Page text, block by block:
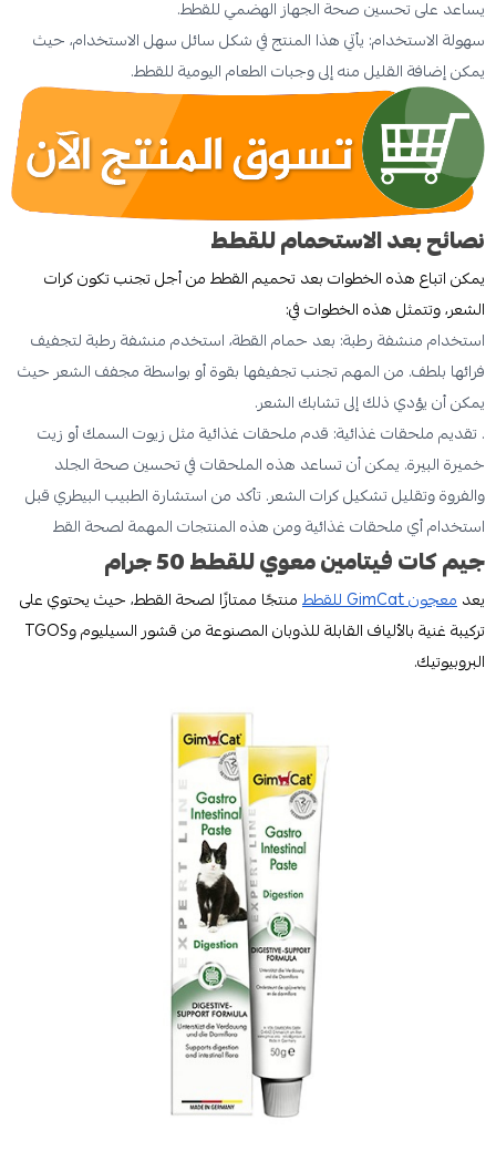
يساعد على تحسين صحة الجهاز الهضمي للقطط.
سهولة الاستخدام: يأتي هذا المنتج في شكل سائل سهل الاستخدام، حيث
يمكن إضافة القليل منه إلى وجبات الطعام اليومية للقطط.
نصائح بعد الاستحمام للقطط
يمكن اتباع هذه الخطوات بعد تحميم القطط من أجل تجنب تكون كرات
الشعر، وتتمثل هذه الخطوات في:
استخدام منشفة رطبة: بعد حمام القطة، استخدم منشفة رطبة لتجفيف
فرائها بلطف. من المهم تجنب تجفيفها بقوة أو بواسطة مجفف الشعر حيث
يمكن أن يؤدي ذلك إلى تشابك الشعر.
. تقديم ملحقات غذائية: قدم ملحقات غذائية مثل زيوت السمك أو زيت
خميرة البيرة. يمكن أن تساعد هذه الملحقات في تحسين صحة الجلد
والفروة وتقليل تشكيل كرات الشعر. تأكد من استشارة الطبيب البيطري قبل
استخدام أي ملحقات غذائية ومن هذه المنتجات المهمة لصحة القط
جيم كات فيتامين معوي للقطط 50 جرام
يعدمعجون GimCat للقطط
منتجًا ممتازًا لصحة القطط، حيث يحتوي على
تركيبة غنية بالألياف القابلة للذوبان المصنوعة من قشور السيليوم وTGOS
البروبيوتيك.